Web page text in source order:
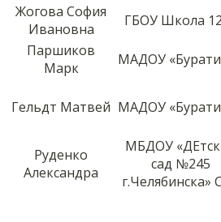
Жогова София
Ивановна
ГБОУ Школа
Паршиков
Марк
МАДОУ
Гельдт Матвей МАДОУ
Руденко
Александра
МБДОУ
сад №245
г.Челябинска»